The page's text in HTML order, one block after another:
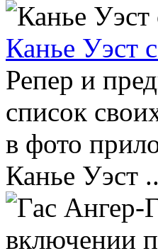
Канье Уэст
Репер и
список
в фото
Канье Уэст